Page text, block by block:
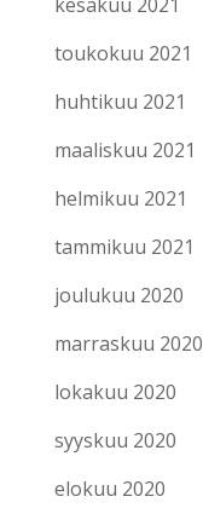
toukokuu 2021
huhtikuu 2021
maaliskuu 2021
helmikuu 2021
tammikuu 2021
joulukuu 2020
marraskuu 2020
lokakuu 2020
syyskuu 2020
elokuu 2020